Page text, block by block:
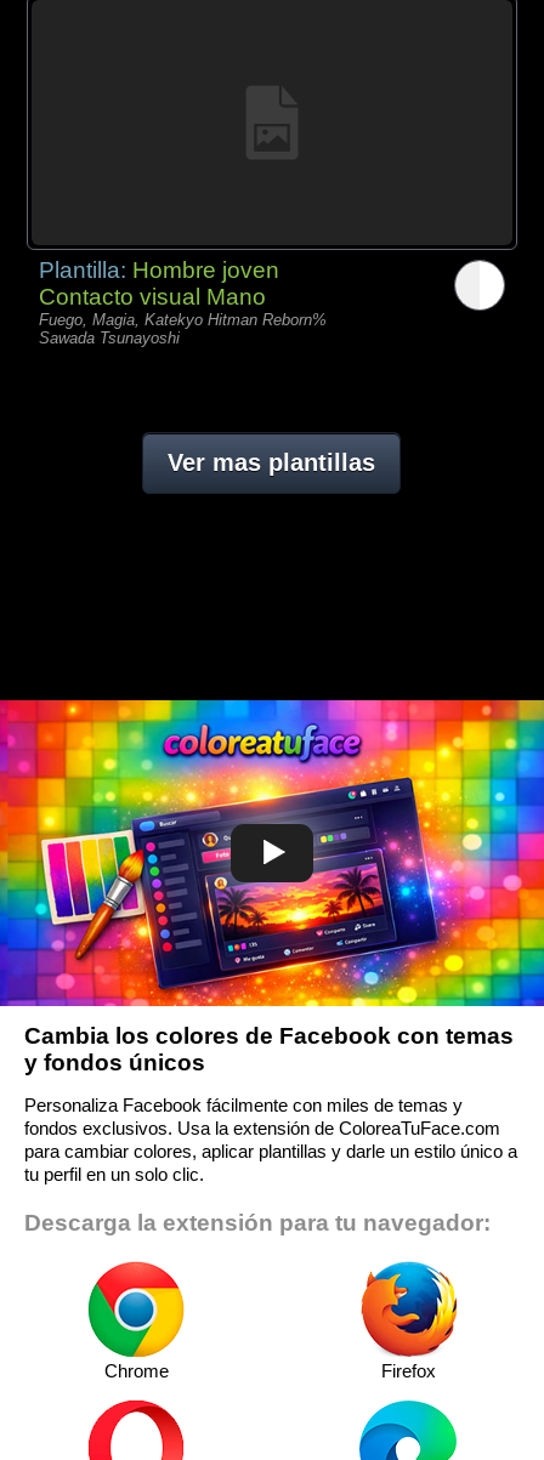
Plantilla: Hombre joven
Contacto visual Mano
Fuego, Magia, Katekyo Hitman Reborn%
Sawada Tsunayoshi
Ver mas plantillas
Cambia los colores de Facebook con temas
y fondos únicos
Personaliza Facebook fácilmente con miles de temas y
fondos exclusivos. Usa la extensión de ColoreaTuFace.com
para cambiar colores, aplicar plantillas y darle un estilo único a
tu perfil en un solo clic.
Descarga la extensión para tu navegador:
Chrome Firefox